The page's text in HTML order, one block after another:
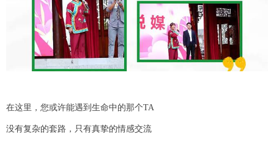
在这里，您或许能遇到生命中的那个TA
没有复杂的套路，只有真挚的情感交流